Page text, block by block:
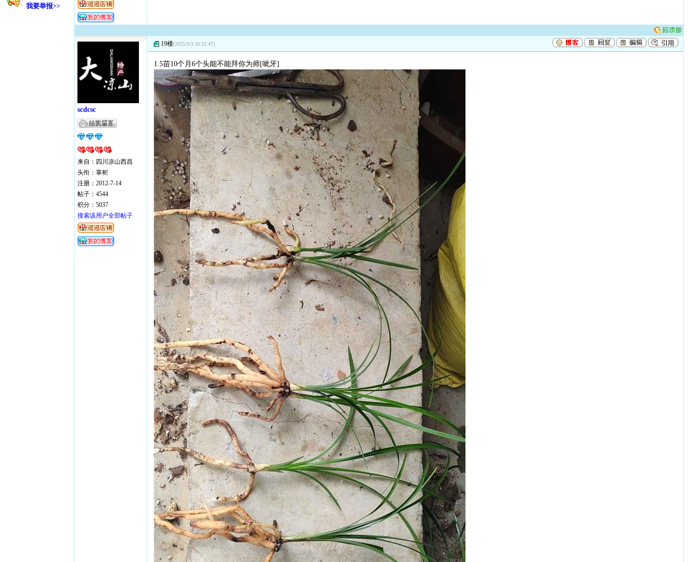
scdcsc
来自：四川凉山西昌
头衔：掌柜
注册：2012-7-14
帖子：4544
积分：5037
搜索该用户全部帖子
19楼(2025/9/3 20:21:47)
1.5苗10个月6个头能不能拜你为师[呲牙]
我要举报>>